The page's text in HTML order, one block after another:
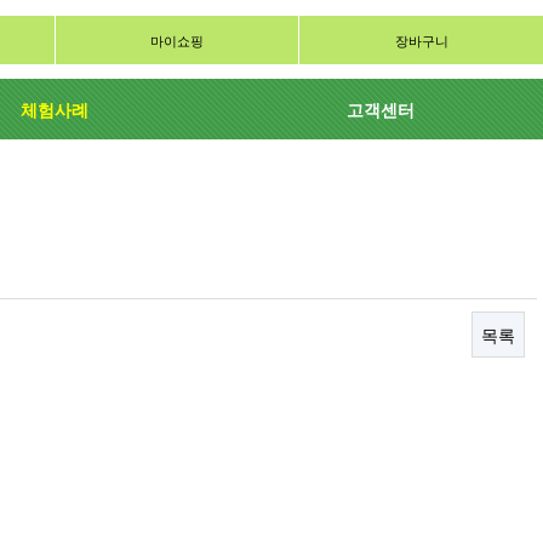
마이쇼핑 장바구니
체험사례 고객센터
목록